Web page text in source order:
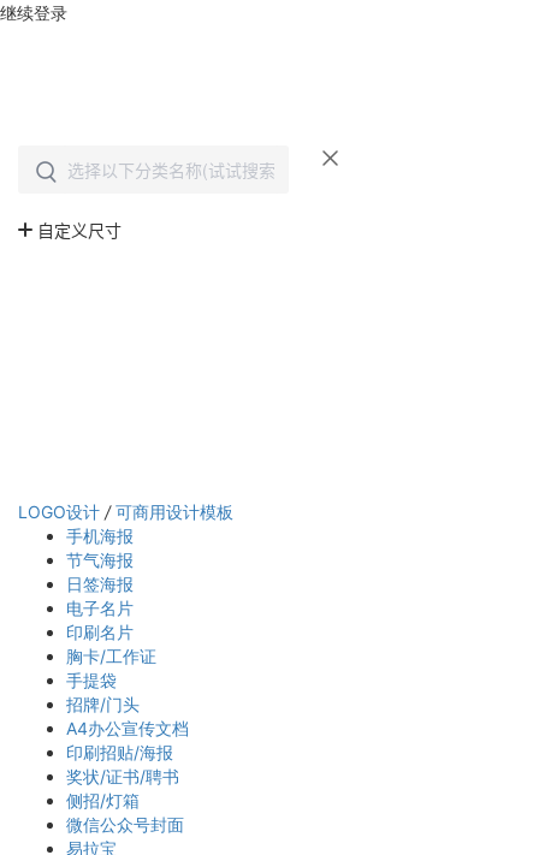
继续登录
LOGO设计 / 可商用设计模板
手机海报
节气海报
日签海报
电子名片
印刷名片
胸卡/工作证
手提袋
招牌/门头
A4办公宣传文档
印刷招贴/海报
奖状/证书/聘书
侧招/灯箱
微信公众号封面
易拉宝